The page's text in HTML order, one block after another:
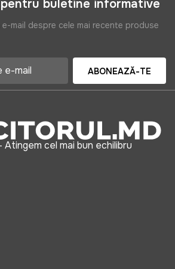
buletine informative
mail despre cele mai recente produse
ABONEAZĂ-TE
Atingem cel mai bun echilibru